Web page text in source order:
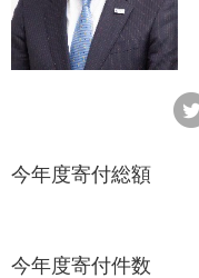
今年度寄付総額
今年度寄付件数